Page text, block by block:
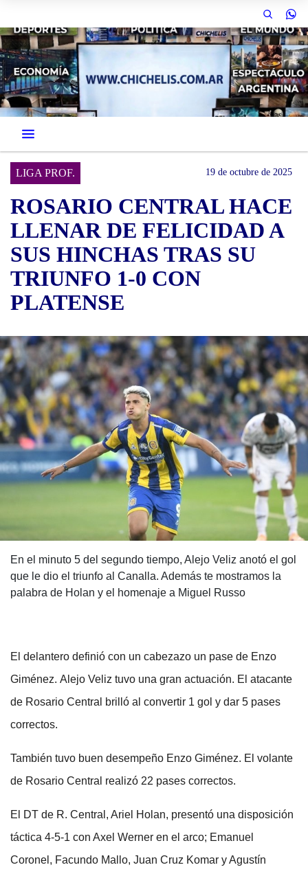
LIGA PROF. 19 de octubre de 2025
ROSARIO CENTRAL HACE
LLENAR DE FELICIDAD A
SUS HINCHAS TRAS SU
TRIUNFO 1-0 CON
PLATENSE
En el minuto 5 del segundo tiempo, Alejo Veliz anotó el gol
que le dio el triunfo al Canalla. Además te mostramos la
palabra de Holan y el homenaje a Miguel Russo
El delantero definió con un cabezazo un pase de Enzo
Giménez. Alejo Veliz tuvo una gran actuación. El atacante
de Rosario Central brilló al convertir 1 gol y dar 5 pases
correctos.
También tuvo buen desempeño Enzo Giménez. El volante
de Rosario Central realizó 22 pases correctos.
El DT de R. Central, Ariel Holan, presentó una disposición
táctica 4-5-1 con Axel Werner en el arco; Emanuel
Coronel, Facundo Mallo, Juan Cruz Komar y Agustín